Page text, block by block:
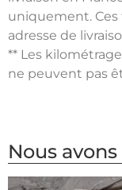
uniquement. Ces
adresse de
** Les
ne peuvent pas
Nous